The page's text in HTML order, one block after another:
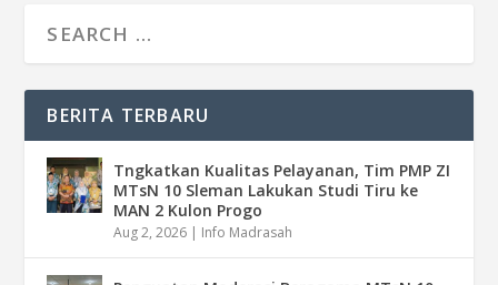
BERITA TERBARU
Tngkatkan Kualitas Pelayanan, Tim PMP ZI
MTsN 10 Sleman Lakukan Studi Tiru ke
MAN 2 Kulon Progo
Aug 2, 2026 | Info Madrasah